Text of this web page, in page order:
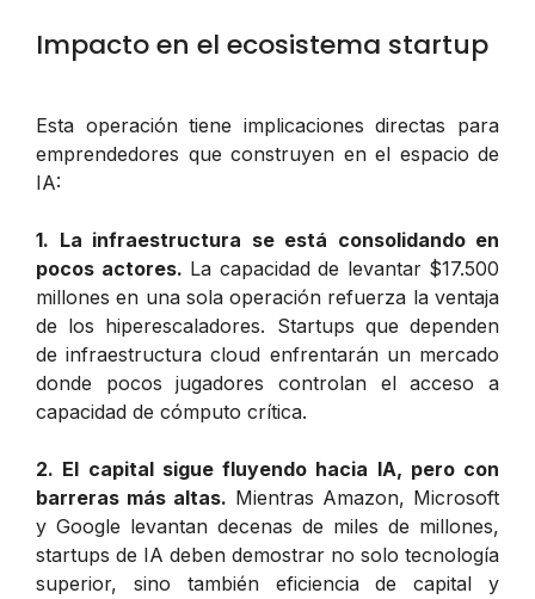
Impacto en el ecosistema startup
Esta operación tiene implicaciones directas para
emprendedores que construyen en el espacio de
IA:
1. La infraestructura se está consolidando en
pocos actores. La capacidad de levantar $17.500
millones en una sola operación refuerza la ventaja
de los hiperescaladores. Startups que dependen
de infraestructura cloud enfrentarán un mercado
donde pocos jugadores controlan el acceso a
capacidad de cómputo crítica.
2. El capital sigue fluyendo hacia IA, pero con
barreras más altas. Mientras Amazon, Microsoft
y Google levantan decenas de miles de millones,
startups de IA deben demostrar no solo tecnología
superior, sino también eficiencia de capital y